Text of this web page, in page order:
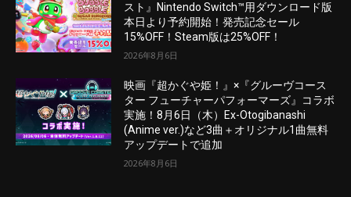
スト』Nintendo Switch™用ダウンロード版
本日より予約開始！発売記念セール
15%OFF！Steam版は25%OFF！
2026年8月6日
映画『超かぐや姫！』×『グルーヴコース
ター フューチャーパフォーマーズ』コラボ
実施！8月6日（木）Ex-Otogibanashi
(Anime ver.)など3曲＋オリジナル1曲無料
アップデートで追加
2026年8月6日